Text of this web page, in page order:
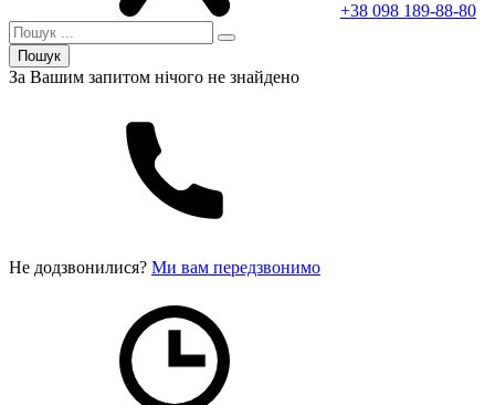
+38 098 189-88-80
Пошук
За Вашим запитом нічого не знайдено
Не додзвонилися? Ми вам передзвонимо